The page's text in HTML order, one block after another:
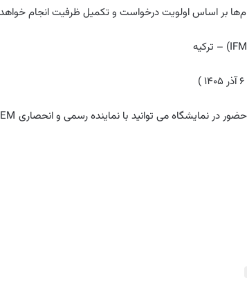
بر اساس اولویت درخواست و تکمیل ظرفیت انجام